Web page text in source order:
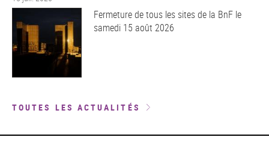
Fermeture de tous les sites de la BnF le
samedi 15 août 2026
TOUTES LES ACTUALITÉS